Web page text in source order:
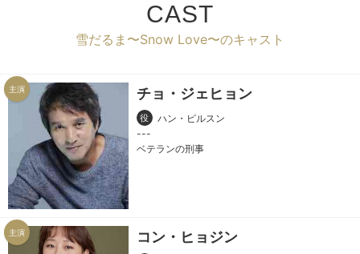
CAST
雪だるま〜Snow Love〜のキャスト
主演 チョ・ジェヒョン
役 ハン・ピルスン
ベテランの刑事
主演 コン・ヒョジン